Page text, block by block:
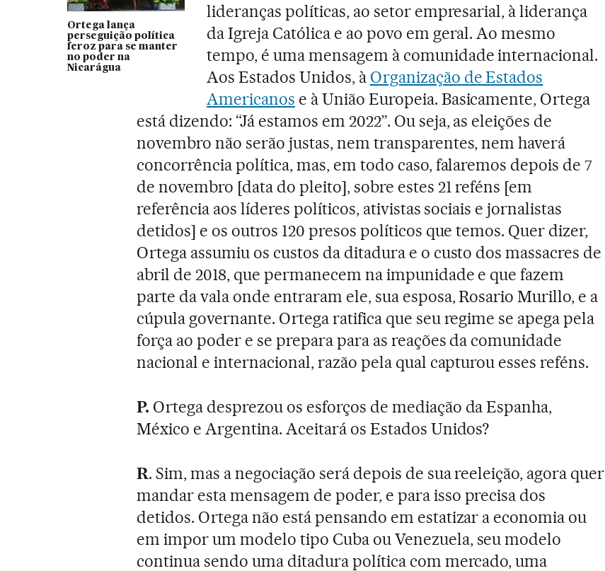
Ortega lança
perseguição política
feroz para se manter
no poder na
Nicarágua
lideranças políticas, ao setor empresarial, à liderança
da Igreja Católica e ao povo em geral. Ao mesmo
tempo, é uma mensagem à comunidade internacional.
Aos Estados Unidos, à Organização de Estados
Americanos e à União Europeia. Basicamente, Ortega
está dizendo: “Já estamos em 2022”. Ou seja, as eleições de
novembro não serão justas, nem transparentes, nem haverá
concorrência política, mas, em todo caso, falaremos depois de 7
de novembro [data do pleito], sobre estes 21 reféns [em
referência aos líderes políticos, ativistas sociais e jornalistas
detidos] e os outros 120 presos políticos que temos. Quer dizer,
Ortega assumiu os custos da ditadura e o custo dos massacres de
abril de 2018, que permanecem na impunidade e que fazem
parte da vala onde entraram ele, sua esposa, Rosario Murillo, e a
cúpula governante. Ortega ratifica que seu regime se apega pela
força ao poder e se prepara para as reações da comunidade
nacional e internacional, razão pela qual capturou esses reféns.
P. Ortega desprezou os esforços de mediação da Espanha,
México e Argentina. Aceitará os Estados Unidos?
R. Sim, mas a negociação será depois de sua reeleição, agora quer
mandar esta mensagem de poder, e para isso precisa dos
detidos. Ortega não está pensando em estatizar a economia ou
em impor um modelo tipo Cuba ou Venezuela, seu modelo
continua sendo uma ditadura política com mercado, uma